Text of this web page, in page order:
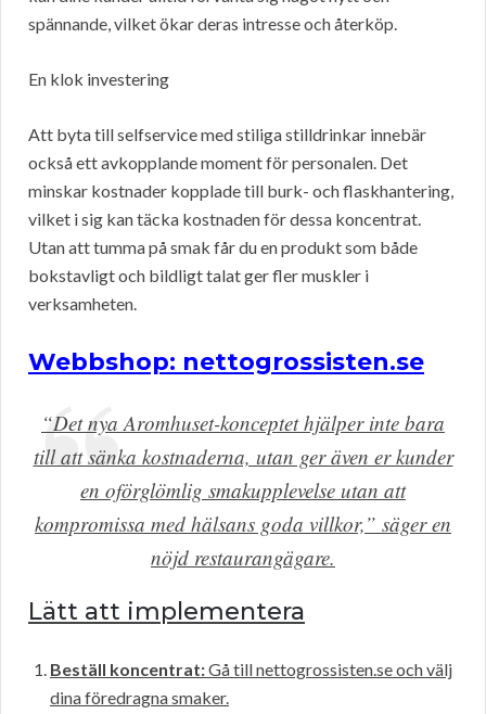
spännande, vilket ökar deras intresse och återköp.
En klok investering
Att byta till selfservice med stiliga stilldrinkar innebär
också ett avkopplande moment för personalen. Det
minskar kostnader kopplade till burk- och flaskhantering,
vilket i sig kan täcka kostnaden för dessa koncentrat.
Utan att tumma på smak får du en produkt som både
bokstavligt och bildligt talat ger fler muskler i
verksamheten.
Webbshop: nettogrossisten.se
“Det nya Aromhuset-konceptet hjälper inte bara
till att sänka kostnaderna, utan ger även er kunder
en oförglömlig smakupplevelse utan att
kompromissa med hälsans goda villkor,” säger en
nöjd restaurangägare.
Lätt att implementera
Beställ koncentrat:Gå till nettogrossisten.se och välj
dina föredragna smaker.